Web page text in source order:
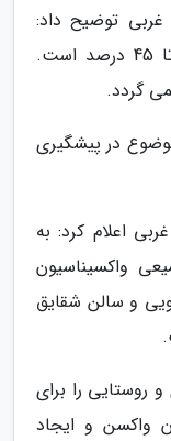
غربی توضیح داد:
میزان استفاده از ماسک در استان 40 تا 45 درصد است.
گردد.
موضوع در پیشگیری
اعلام کرد: به
واکسیناسیون
و سالن شقایق
شهری و روستایی را برای
واکسن و ایجاد